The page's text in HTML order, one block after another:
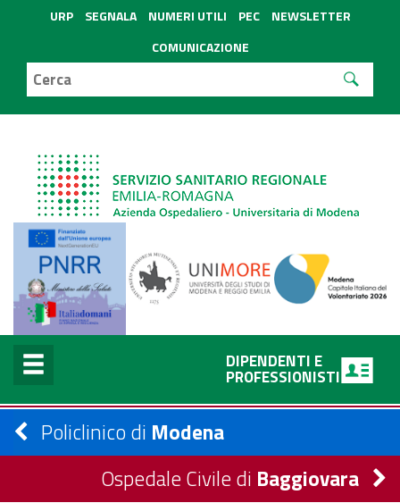
URP SEGNALA NUMERI UTILI PEC
NEWSLETTER
COMUNICAZIONE
DIPENDENTI E
PROFESSIONISTI
Policlinico di Modena
Ospedale Civile di Baggiovara